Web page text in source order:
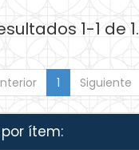
1-1 de 1.
1 Siguiente
ítem: